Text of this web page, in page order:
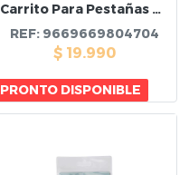
Carrito Para Pestañas Rosa
REF: 9669669804704
$ 19.990
PRONTO DISPONIBLE